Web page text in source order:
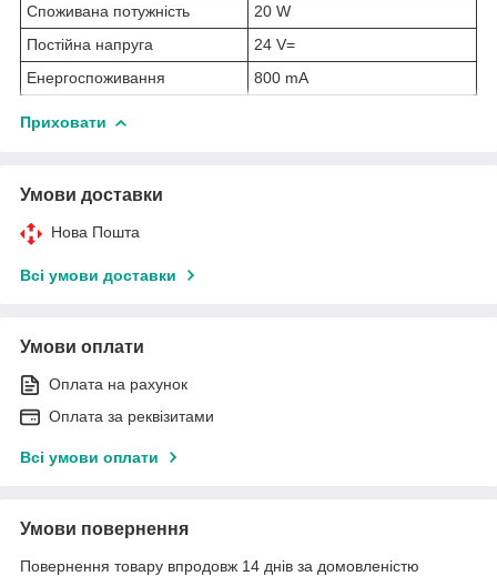
Споживана потужність
20 W
Постійна напруга
24 V=
Енергоспоживання
800 mA
Приховати
Умови доставки
Нова Пошта
Всі умови доставки
Умови оплати
Оплата на рахунок
Оплата за реквізитами
Всі умови оплати
Умови повернення
Повернення товару впродовж 14 днів за домовленістю